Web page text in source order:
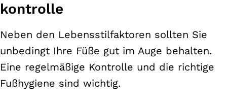
kontrolle
Neben den Lebensstilfaktoren sollten Sie
unbedingt Ihre Füße gut im Auge behalten.
Eine regelmäßige Kontrolle und die richtige
Fußhygiene sind wichtig.